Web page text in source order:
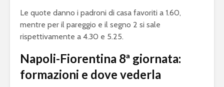
Le quote danno i padroni di casa favoriti a 1.60,
mentre per il pareggio e il segno 2 si sale
rispettivamente a 4.30 e 5.25.
Napoli-Fiorentina 8ª giornata:
formazioni e dove vederla